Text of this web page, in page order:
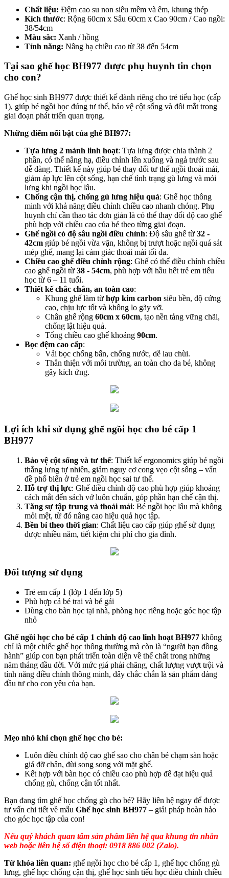
Chất liệu: Đệm cao su non siêu mềm và êm, khung thép
Kích thước: Rộng 60cm x Sâu 60cm x Cao 90cm / Cao ngồi:
38/54cm
Màu sắc: Xanh / hồng
Tính năng: Nâng hạ chiều cao từ 38 đến 54cm
Tại sao ghế học BH977 được phụ huynh tin chọn
cho con?
Ghế học sinh BH977 được thiết kế dành riêng cho trẻ tiểu học (cấp
1), giúp bé ngồi học đúng tư thế, bảo vệ cột sống và đôi mắt trong
giai đoạn phát triển quan trọng.
Những điểm nổi bật của ghế BH977:
Tựa lưng 2 mảnh linh hoạt: Tựa lưng được chia thành 2
phần, có thể nâng hạ, điều chỉnh lên xuống và ngả trước sau
dễ dàng. Thiết kế này giúp bé thay đổi tư thế ngồi thoải mái,
giảm áp lực lên cột sống, hạn chế tình trạng gù lưng và mỏi
lưng khi ngồi học lâu.
Chống cận thị, chống gù lưng hiệu quả: Ghế học thông
minh với khả năng điều chỉnh chiều cao nhanh chóng. Phụ
huynh chỉ cần thao tác đơn giản là có thể thay đổi độ cao ghế
phù hợp với chiều cao của bé theo từng giai đoạn.
Ghế ngồi có độ sâu ngồi điều chỉnh: Độ sâu ghế từ 32 -
42cm giúp bé ngồi vừa vặn, không bị trượt hoặc ngồi quá sát
mép ghế, mang lại cảm giác thoải mái tối đa.
Chiều cao ghế điều chỉnh rộng: Ghế có thể điều chỉnh chiều
cao ghế ngồi từ 38 - 54cm, phù hợp với hầu hết trẻ em tiểu
học từ 6 – 11 tuổi.
Thiết kế chắc chắn, an toàn cao:
Khung ghế làm từ hợp kim carbon siêu bền, độ cứng
cao, chịu lực tốt và không lo gãy vỡ.
Chân ghế rộng 60cm x 60cm, tạo nền tảng vững chãi,
chống lật hiệu quả.
Tổng chiều cao ghế khoảng 90cm.
Bọc đệm cao cấp:
Vải bọc chống bẩn, chống nước, dễ lau chùi.
Thân thiện với môi trường, an toàn cho da bé, không
gây kích ứng.
Lợi ích khi sử dụng ghế ngồi học cho bé cấp 1
BH977
Bảo vệ cột sống và tư thế: Thiết kế ergonomics giúp bé ngồi
thẳng lưng tự nhiên, giảm nguy cơ cong vẹo cột sống – vấn
đề phổ biến ở trẻ em ngồi học sai tư thế.
Hỗ trợ thị lực: Ghế điều chỉnh độ cao phù hợp giúp khoảng
cách mắt đến sách vở luôn chuẩn, góp phần hạn chế cận thị.
Tăng sự tập trung và thoải mái: Bé ngồi học lâu mà không
mỏi mệt, từ đó nâng cao hiệu quả học tập.
Bền bỉ theo thời gian: Chất liệu cao cấp giúp ghế sử dụng
được nhiều năm, tiết kiệm chi phí cho gia đình.
Đối tượng sử dụng
Trẻ em cấp 1 (lớp 1 đến lớp 5)
Phù hợp cả bé trai và bé gái
Dùng cho bàn học tại nhà, phòng học riêng hoặc góc học tập
nhỏ
Ghế ngồi học cho bé cấp 1 chỉnh độ cao linh hoạt BH977 không
chỉ là một chiếc ghế học thông thường mà còn là “người bạn đồng
hành” giúp con bạn phát triển toàn diện về thể chất trong những
năm tháng đầu đời. Với mức giá phải chăng, chất lượng vượt trội và
tính năng điều chỉnh thông minh, đây chắc chắn là sản phẩm đáng
đầu tư cho con yêu của bạn.
Mẹo nhỏ khi chọn ghế học cho bé:
Luôn điều chỉnh độ cao ghế sao cho chân bé chạm sàn hoặc
giá đỡ chân, đùi song song với mặt ghế.
Kết hợp với bàn học có chiều cao phù hợp để đạt hiệu quả
chống gù, chống cận tốt nhất.
Bạn đang tìm ghế học chống gù cho bé? Hãy liên hệ ngay để được
tư vấn chi tiết về mẫu Ghế học sinh BH977 – giải pháp hoàn hảo
cho góc học tập của con!
Nếu quý khách quan tâm sản phẩm liên hệ qua khung tin nhắn
web hoặc liên hệ số điện thoại: 0918 886 002 (Zalo).
Từ khóa liên quan: ghế ngồi học cho bé cấp 1, ghế học chống gù
lưng, ghế học chống cận thị, ghế học sinh tiểu học điều chỉnh chiều